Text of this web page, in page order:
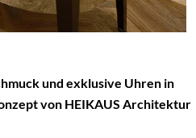
und exklusive Uhren in
von HEIKAUS Architektur